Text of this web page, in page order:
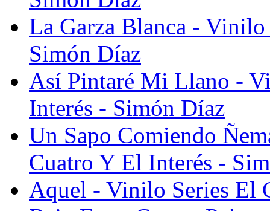
La Garza Blanca -
Simón Díaz
Así Pintaré Mi Llano -
Interés - Simón Díaz
Un Sapo Comiendo
Cuatro Y El Interés -
Aquel - Vinilo Series El